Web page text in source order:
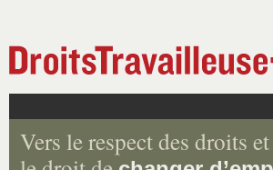
Vers le respect des droits